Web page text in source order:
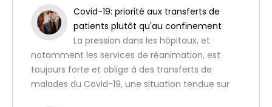
Covid-19: priorité aux transferts de
patients plutôt qu'au confinement
La pression dans les hôpitaux, et
notamment les services de réanimation, est
toujours forte et oblige à des transferts de
malades du Covid-19, une situation tendue sur